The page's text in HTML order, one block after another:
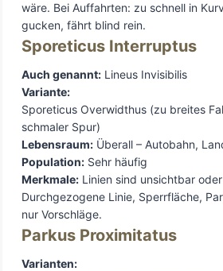
wäre. Bei Auffahrten: zu schnell in
gucken, fährt blind rein.
Sporeticus Interruptus
Auch genannt: Lineus Invisibilis
Variante:
Sporeticus Overwidthus (zu breites
schmaler Spur)
Lebensraum: Überall – Autobahn,
Population: Sehr häufig
Merkmale: Linien sind unsichtbar
Durchgezogene Linie, Sperrfläche,
nur Vorschläge.
Parkus Proximitatus
Varianten: